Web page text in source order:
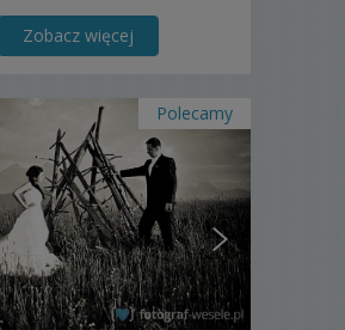
ale też Waszą miłość,
Zobacz więcej
Polecamy